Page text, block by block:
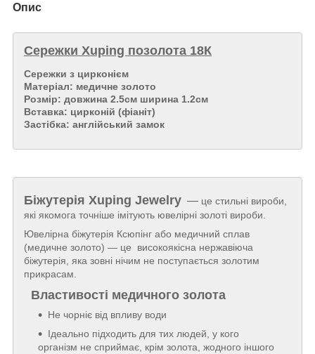
Опис
Сережки Xuping позолота 18К
Сережки з цирконієм
Матеріал: медичне золото
Розмір: довжина 2.5см ширина 1.2см
Вставка: цирконій (фіаніт)
Застібка: англійський замок
Біжутерія Xuping Jewelry — це стильні вироби,
які якомога точніше імітують ювелірні золоті вироби.
Ювелірна біжутерія Ксюпінг або медичний сплав
(медичне золото) — це високоякісна нержавіюча
біжутерія, яка зовні нічим не поступається золотим
прикрасам.
Властивості медичного золота
Не чорніє від впливу води
Ідеально підходить для тих людей, у кого
організм не сприймає, крім золота, жодного іншого